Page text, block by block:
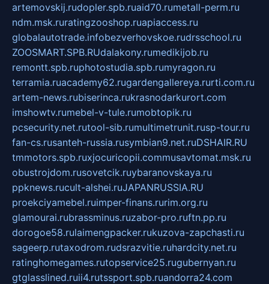
artemovskij.rudopler.spb.ruaid70.rumetall-perm.ru
ndm.msk.ruratingzooshop.ruapiaccess.ru
globalautotrade.infobezverhovskoe.rudrsschool.ru
ZOOSMART.SPB.RUdalakony.rumedikijob.ru
remontt.spb.ruphotostudia.spb.rumyragon.ru
terramia.ruacademy62.rugardengallereya.rurti.com.ru
artem-news.rubiserinca.rukrasnodarkurort.com
imshowtv.rumebel-v-tule.rumobtopik.ru
pcsecurity.net.rutool-sib.rumultimetrunit.rusp-tour.ru
fan-cs.rusanteh-russia.rusymbian9.net.ruDSHAIR.RU
tmmotors.spb.ruxjocuricopii.commusavtomat.msk.ru
obustrojdom.rusovetcik.ruybaranovskaya.ru
ppknews.rucult-alshei.ruJAPANRUSSIA.RU
proekciyamebel.ruimper-finans.rurim.org.ru
glamourai.rubrassminus.ruzabor-pro.ruftn.pp.ru
dorogoe58.rulaimengpacker.rukuzova-zapchasti.ru
sageerp.rutaxodrom.rudsrazvitie.ruhardcity.net.ru
ratinghomegames.rutopservice25.rugubernyan.ru
gtglasslined.ruii4.rutssport.spb.ruandorra24.com